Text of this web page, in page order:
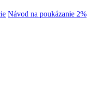
Návod na poukázanie 2%